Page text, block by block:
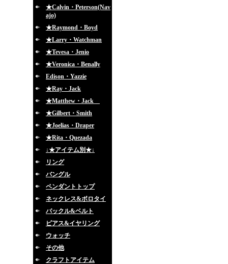
★Calvin・Peterson(Nav
ajo)
★Raymond・Boyd
★Larry・Watchman
★Tevesa・Jenio
★Veronica・Benally
Edison・Yazzie
★Ray・Jack
★Matthew・Jack
★Gilbert・Smith
★Joelias・Draper
★Rita・Quezada
↓★アイテム別★↓
リング
バングル
ペンダントトップ
ネックレス&ボロタイ
バックル&ベルト
ピアス&イヤリング
ウォッチ
その他
クラフトアイテム